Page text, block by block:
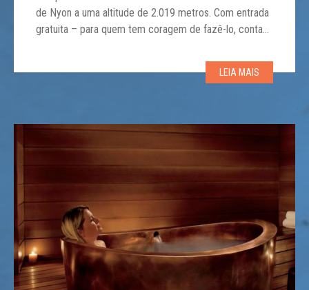
de Nyon a uma altitude de 2.019 metros. Com entrada
gratuita – para quem tem coragem de fazê-lo, conta
visitantes e uma vista de 360 ​​° de tirar […]
LEIA MAIS